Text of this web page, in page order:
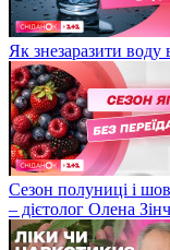
Як знезаразити воду
Сезон полуниці і
– дієтолог Олена